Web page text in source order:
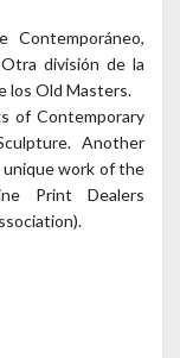
división de la
los Old Masters.
of Contemporary
Another
unique work of the
Print Dealers